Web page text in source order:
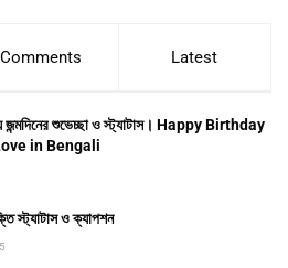
Comments Latest
জন্মদিনের শুভেচ্ছা ও স্ট্যাটাস। Happy Birthday
in Bengali
স্ট্যাটাস ও ক্যাপশন